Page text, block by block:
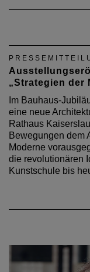
„Strategien der
Im Bauhaus-
eine neue
Rathaus
Bewegungen dem
Moderne
die revolutionären
Kunstschule bis